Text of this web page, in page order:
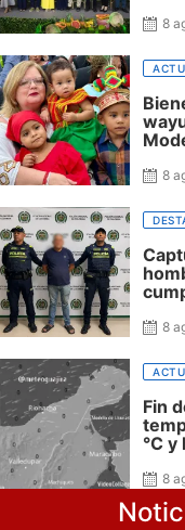
8
8
8
Fin
°C
8